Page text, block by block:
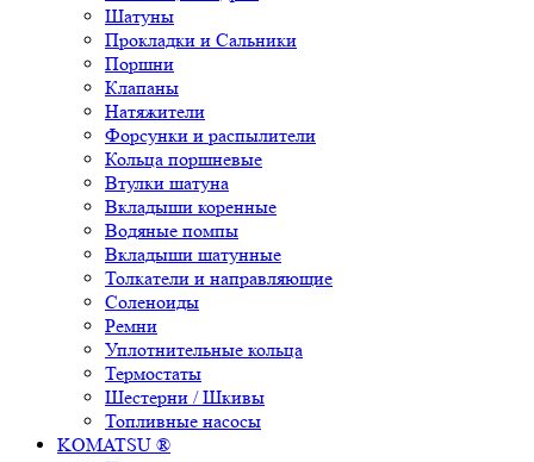
Шатуны
Прокладки и Сальники
Поршни
Клапаны
Натяжители
Форсунки и распылители
Кольца поршневые
Втулки шатуна
Вкладыши коренные
Водяные помпы
Вкладыши шатунные
Толкатели и направляющие
Соленоиды
Ремни
Уплотнительные кольца
Термостаты
Шестерни / Шкивы
Топливные насосы
KOMATSU ®